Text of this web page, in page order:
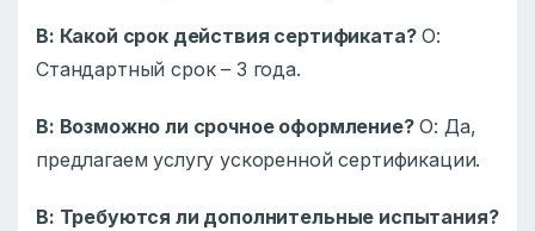
В: Какой срок действия сертификата?О:
Стандартный срок – 3 года.
В: Возможно ли срочное оформление?О: Да,
предлагаем услугу ускоренной сертификации.
В: Требуются ли дополнительные испытания?